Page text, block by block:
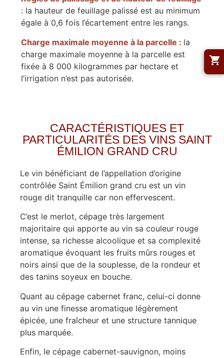
: la hauteur de feuillage palissé est au minimum
égale à 0,6 fois l’écartement entre les rangs.
Charge maximale moyenne à la parcelle : la
charge maximale moyenne à la parcelle est
fixée à 8 000 kilogrammes par hectare et
l’irrigation n’est pas autorisée.
CARACTÉRISTIQUES ET
PARTICULARITÉS DES VINS SAINT
ÉMILION GRAND CRU
Le vin bénéficiant de l’appellation d’origine
contrôlée Saint Émilion grand cru est un vin
rouge dit tranquille car non effervescent.
C’est le merlot, cépage très largement
majoritaire qui apporte au vin sa couleur rouge
intense, sa richesse alcoolique et sa complexité
aromatique évoquant les fruits mûrs rouges et
noirs ainsi que de la souplesse, de la rondeur et
des tanins soyeux en bouche.
Quant au cépage cabernet franc, celui-ci donne
au vin une finesse aromatique légèrement
épicée, une fraîcheur et une structure tannique
plus marquée.
Enfin, le cépage cabernet-sauvignon, moins